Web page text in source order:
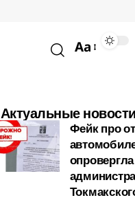
Aa
Актуальные новости
Фейк про
опровергла